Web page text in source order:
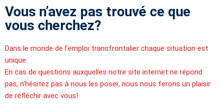
Vous n’avez pas trouvé ce que
vous cherchez?
Dans le monde de l’emploi transfrontalier chaque situation est
unique.
En cas de questions auxquelles notre site internet ne répond
pas, n’hésitez pas à nous les poser, nous nous ferons un plaisir
de réfléchir avec vous!